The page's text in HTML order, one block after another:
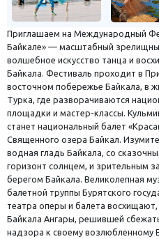
Приглашаем на Международный
Байкале» — масштабный
волшебное искусство танца и
Байкала. Фестиваль проходит в
восточном побережье Байкала, в
Турка, где разворачиваются
площадки и мастер-классы.
станет национальный балет
Священного озера Байкал.
водная гладь Байкала, со
горизонт солнцем, и зрительным
берегом Байкала. Великолепная
балетной труппы Бурятского
театра оперы и балета
Байкала Ангары, решившей
надзора к своему возлюбленному